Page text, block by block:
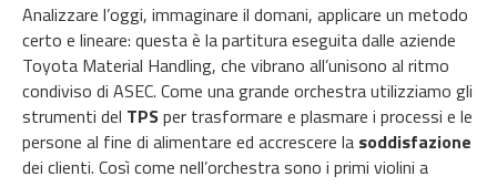
Analizzare l’oggi, immaginare il domani, applicare un metodo
certo e lineare: questa è la partitura eseguita dalle aziende
Toyota Material Handling, che vibrano all’unisono al ritmo
condiviso di ASEC. Come una grande orchestra utilizziamo gli
strumenti del TPSper trasformare e plasmare i processi e le
persone al fine di alimentare ed accrescere la soddisfazione
dei clienti. Così come nell’orchestra sono i primi violini a